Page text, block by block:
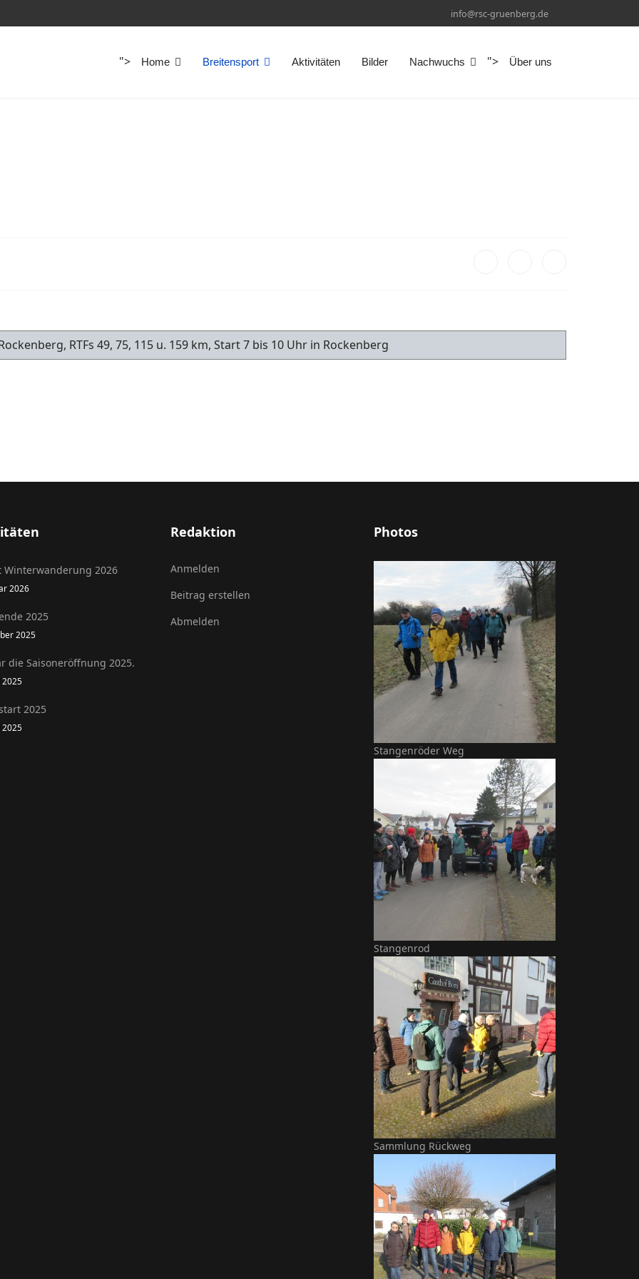
info@rsc-gruenberg.de
"> Home Breitensport Aktivitäten Bilder Nachwuchs "> Über uns
RTFs 49, 75, 115 u. 159 km, Start 7 bis 10 Uhr in Rockenberg
Winterwanderung 2026
2026
2025
2025
die Saisoneröffnung 2025.
2025
Redaktion
Anmelden
Beitrag erstellen
Abmelden
Photos
Stangenröder Weg
Stangenrod
Sammlung Rückweg